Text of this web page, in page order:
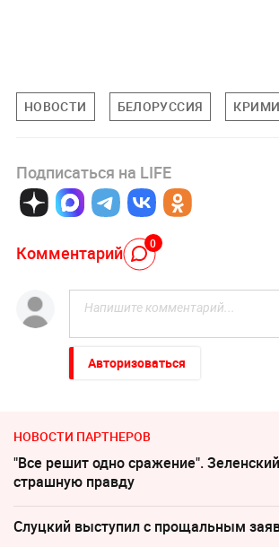
НОВОСТИ БЕЛОРУССИЯ
Подписаться на LIFE
Комментарий 0
Авторизоваться
НОВОСТИ ПАРТНЕРОВ
"Все решит одно сражение".
страшную правду
Слуцкий выступил с прощальным